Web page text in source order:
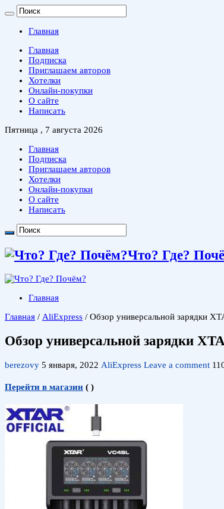
Главная
Главная
Подписка
Приглашаем авторов
Хотелки
Онлайн-покупки
О сайте
Написать
Пятница , 7 августа 2026
Главная
Подписка
Приглашаем авторов
Хотелки
Онлайн-покупки
О сайте
Написать
Что? Где?
Главная
Главная / AliExpress / Обзор универсальной зарядки
Обзор универсальной зарядки
berezovy 5 января, 2022 AliExpress Leave a comment
Перейти в магазин ( )